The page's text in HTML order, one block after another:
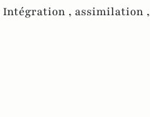
Intégration , assimilation ,